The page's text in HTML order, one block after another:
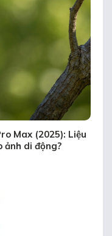
Max (2025): Liệu
ảnh di động?